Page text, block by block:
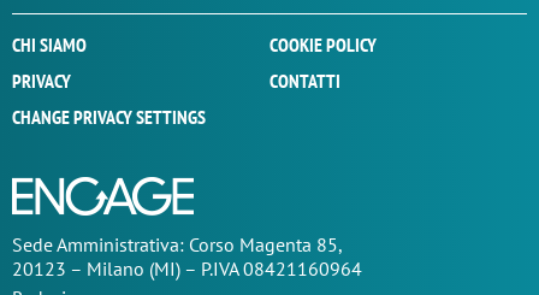
CHI SIAMO
COOKIE POLICY
PRIVACY
CONTATTI
CHANGE PRIVACY SETTINGS
SedeAmministrativa: Corso Magenta 85,
20123 – Milano (MI) – P.IVA 08421160964